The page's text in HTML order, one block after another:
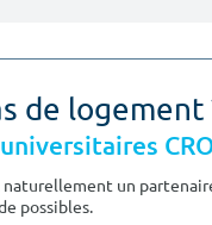
de logement
un
possibles.